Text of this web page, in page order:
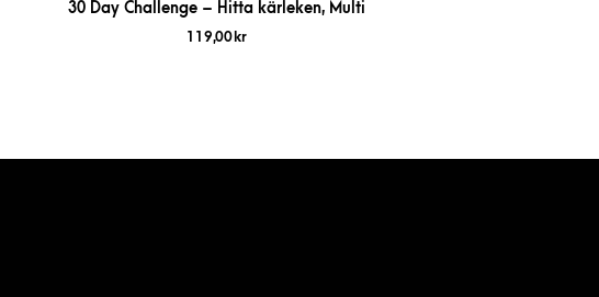
30 Day Challenge – Hitta kärleken, Multi
119,00 kr